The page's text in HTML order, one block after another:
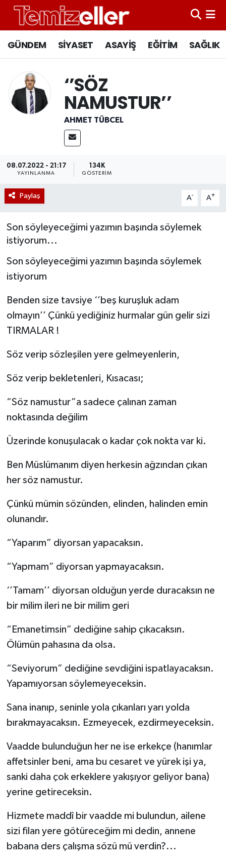
GÜNDEM SİYASET ASAYİŞ EĞİTİM SAĞLIK
‘’SÖZ
NAMUSTUR’’
AHMET TÜBCEL
08.07.2022 - 21:17
YAYINLANMA
134K
GÖSTERIM
Paylaş A- A+
Son söyleyeceğimi yazımın başında söylemek
istiyorum...
Son söyleyeceğimi yazımın başında söylemek
istiyorum
Benden size tavsiye ‘’beş kuruşluk adam
olmayın’’ Çünkü yediğiniz hurmalar gün gelir sizi
TIRMALAR !
Söz verip sözleşilen yere gelmeyenlerin,
Söz verip bekletenleri, Kısacası;
“Söz namustur”a sadece çalınan zaman
noktasında değilim
Üzerinde konuşulacak o kadar çok nokta var ki.
Ben Müslümanım diyen herkesin ağzından çıkan
her söz namustur.
Çünkü mümin sözünden, elinden, halinden emin
olunandır.
“Yaparım” diyorsan yapacaksın.
“Yapmam” diyorsan yapmayacaksın.
‘’Tamam’’ diyorsan olduğun yerde duracaksın ne
bir milim ileri ne bir milim geri
“Emanetimsin” dediğine sahip çıkacaksın.
Ölümün pahasına da olsa.
“Seviyorum” dediğine sevdiğini ispatlayacaksın.
Yapamıyorsan söylemeyeceksin.
Sana inanıp, seninle yola çıkanları yarı yolda
bırakmayacaksın. Ezmeyecek, ezdirmeyeceksin.
Vaadde bulunduğun her ne ise erkekçe (hanımlar
affetsinler beni, ama bu cesaret ve yürek işi ya,
sanki daha çok erkeklere yakışıyor geliyor bana)
yerine getireceksin.
Hizmete maddî bir vaadde mi bulundun, ailene
sizi filan yere götüreceğim mi dedin, annene
babana ders çalışma sözü mü verdin?...
CANLI YAYIN
ASAYİŞ
EĞİTİM
SİYASET
Hava Durumu
Süper Lig Puan Durumu ve Fikstür
Tüm Manşetler
Son Dakika Haberleri
Haber Arşivi